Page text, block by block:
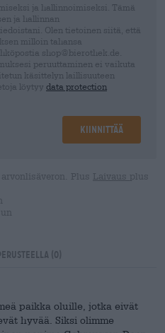
ja hallinnoimiseksi. Tämä
ja hallinnan
Olen tietoinen siitä, että
milloin tahansa
shop@bierothek.de.
peruuttaminen ei vaikuta
käsittelyn laillisuuteen
löytyy data protection
Kiinnittää
Plus Laivaus plus
(0)
paikka oluille, jotka eivät
hyvää. Siksi olimme